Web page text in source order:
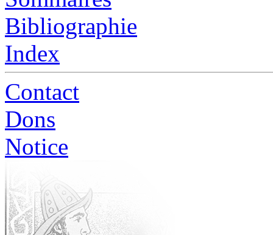
Bibliographie
Index
Contact
Dons
Notice